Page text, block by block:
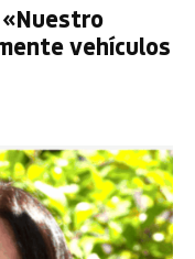
vehículos